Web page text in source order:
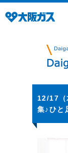
12/17（
集♪ひと